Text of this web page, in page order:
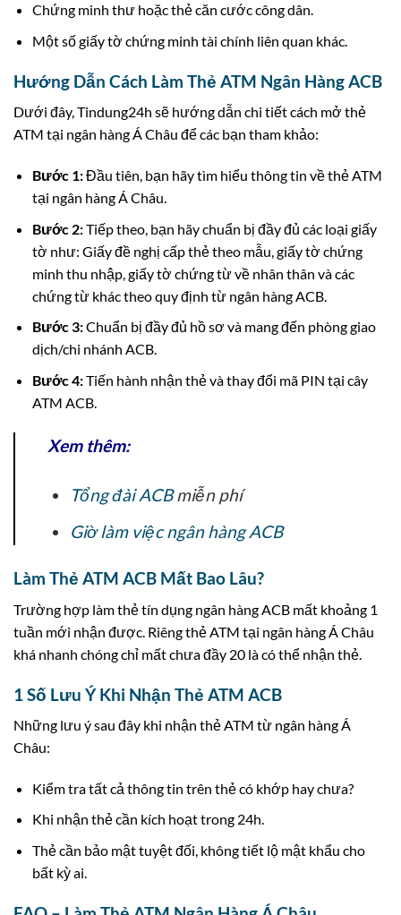
Chứng minh thư hoặc thẻ căn cước công dân.
Một số giấy tờ chứng minh tài chính liên quan khác.
Hướng Dẫn Cách Làm Thẻ ATM Ngân Hàng ACB
Dưới đây, Tindung24h sẽ hướng dẫn chi tiết cách mở thẻ
ATM tại ngân hàng Á Châu để các bạn tham khảo:
Bước 1:Đầu tiên, bạn hãy tìm hiểu thông tin về thẻ ATM
tại ngân hàng Á Châu.
Bước 2:Tiếp theo, bạn hãy chuẩn bị đầy đủ các loại giấy
tờ như: Giấy đề nghị cấp thẻ theo mẫu, giấy tờ chứng
minh thu nhập, giấy tờ chứng từ về nhân thân và các
chứng từ khác theo quy định từ ngân hàng ACB.
Bước 3:Chuẩn bị đầy đủ hồ sơ và mang đến phòng giao
dịch/chi nhánh ACB.
Bước 4:Tiến hành nhận thẻ và thay đổi mã PIN tại cây
ATM ACB.
Xem thêm:
Tổng đài ACBmiễn phí
Giờ làm việc ngân hàng ACB
Làm Thẻ ATM ACB Mất Bao Lâu?
Trường hợp làm thẻ tín dụng ngân hàng ACB mất khoảng 1
tuần mới nhận được. Riêng thẻ ATM tại ngân hàng Á Châu
khá nhanh chóng chỉ mất chưa đầy 20 là có thể nhận thẻ.
1 Số Lưu Ý Khi Nhận Thẻ ATM ACB
Những lưu ý sau đây khi nhận thẻ ATM từ ngân hàng Á
Châu:
Kiểm tra tất cả thông tin trên thẻ có khớp hay chưa?
Khi nhận thẻ cần kích hoạt trong 24h.
Thẻ cần bảo mật tuyệt đối, không tiết lộ mật khẩu cho
bất kỳ ai.